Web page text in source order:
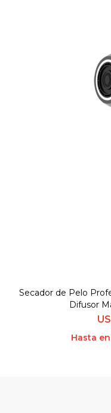
Secador de Pelo
Difusor
Hasta